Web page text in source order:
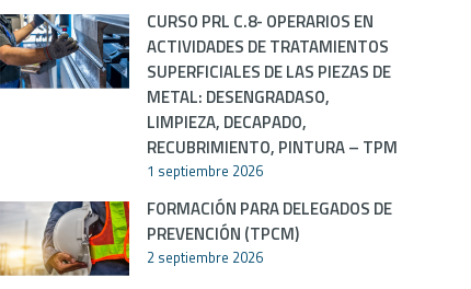
CURSO PRL C.8- OPERARIOS EN
ACTIVIDADES DE TRATAMIENTOS
SUPERFICIALES DE LAS PIEZAS DE
METAL: DESENGRADASO,
LIMPIEZA, DECAPADO,
RECUBRIMIENTO, PINTURA – TPM
1 septiembre 2026
FORMACIÓN PARA DELEGADOS DE
PREVENCIÓN (TPCM)
2 septiembre 2026